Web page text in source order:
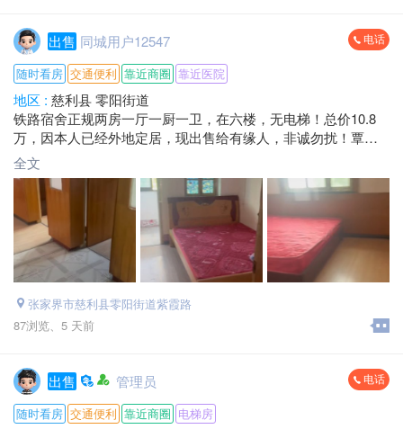
出售 同城用户12547 电话
随时看房 交通便利 靠近商圈 靠近医院
地区 : 慈利县 零阳街道
铁路宿舍正规两房一厅一厨一卫，在六楼，无电梯！总价10.8
万，因本人已经外地定居，现出售给有缘人，非诚勿扰！覃女
士*****6746.微信同号.
全文
张家界市慈利县零阳街道紫霞路
87浏览、 5 天前
出售 管理员 电话
随时看房 交通便利 靠近商圈 电梯房